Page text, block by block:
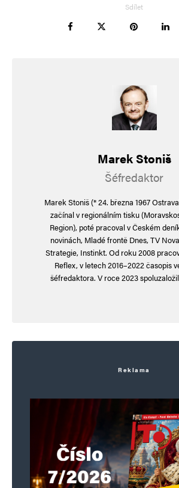
Sdílet
Marek Stoniš
Šéfredaktor
Marek Stoniš (* 24. března 1967
začínal v regionálním tisku
Region), poté pracoval v Českém
novinách, Mladé frontě Dnes, TV
Strategie, Instinkt. Od roku 2008
Reflex, v letech 2016–2022 časopis
šéfredaktora. V roce 2023
Reklama